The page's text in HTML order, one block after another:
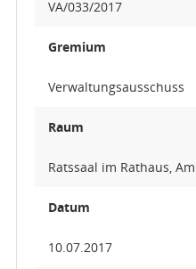
VA/033/2017
Gremium
Verwaltungsausschuss
Raum
Ratssaal im Rathaus,
Datum
10.07.2017